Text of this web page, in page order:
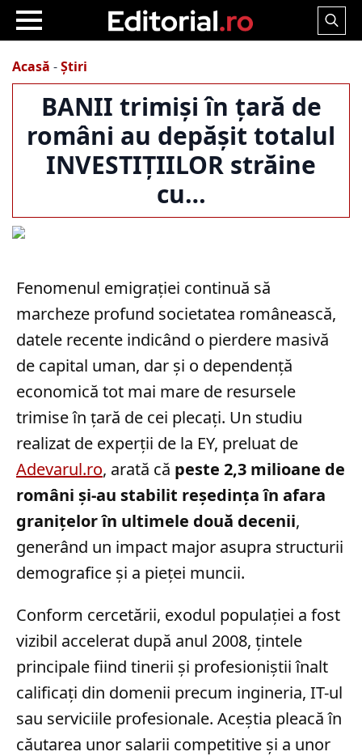
Search
Acasă -Știri
BANII trimiși în țară de
români au depășit totalul
INVESTIȚIILOR străine
cu…
Fenomenul emigrației continuă să
marcheze profund societatea românească,
datele recente indicând o pierdere masivă
de capital uman, dar și o dependență
economică tot mai mare de resursele
trimise în țară de cei plecați. Un studiu
realizat de experții de la EY, preluat de
Adevarul.ro, arată că peste 2,3 milioane de
români și-au stabilit reședința în afara
granițelor în ultimele două decenii,
generând un impact major asupra structurii
demografice și a pieței muncii.
Conform cercetării, exodul populației a fost
vizibil accelerat după anul 2008, țintele
principale fiind tinerii și profesioniștii înalt
calificați din domenii precum ingineria, IT-ul
sau serviciile profesionale. Aceștia pleacă în
căutarea unor salarii competitive și a unor